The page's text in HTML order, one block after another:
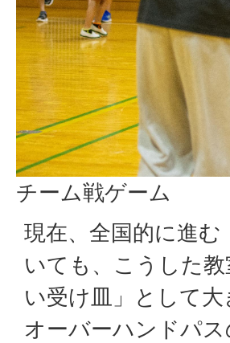
チーム戦ゲーム
現在、全国的に進
いても、こうした
い受け皿」として
オーバーハンドパ